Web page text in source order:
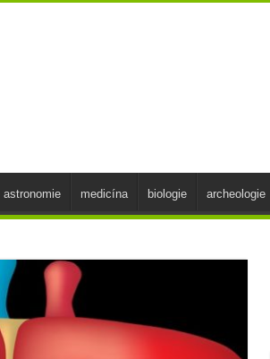
astronomie medicína biologie archeologie